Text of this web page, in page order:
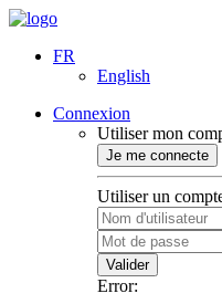
FR
English
Connexion
Utiliser mon
Je me connecte
Utiliser un
Valider
Error: